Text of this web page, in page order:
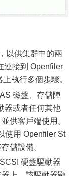
以供集群中的兩
連接到 Openfiler
執行多個步驟。
磁盤、存儲陣
器或者任何其他
供客戶端使用。
使用 Openfiler St
儲設備。
硬盤驅動器